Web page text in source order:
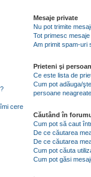
cere
Mesaje private
Nu pot trimite
Tot primesc
Am primit spam-uri
Prieteni şi
Ce este lista de
Cum pot adăuga/
persoane
Căutând în
Cum pot să caut
De ce căutarea
De ce căutarea
Cum pot căuta
Cum pot găsi